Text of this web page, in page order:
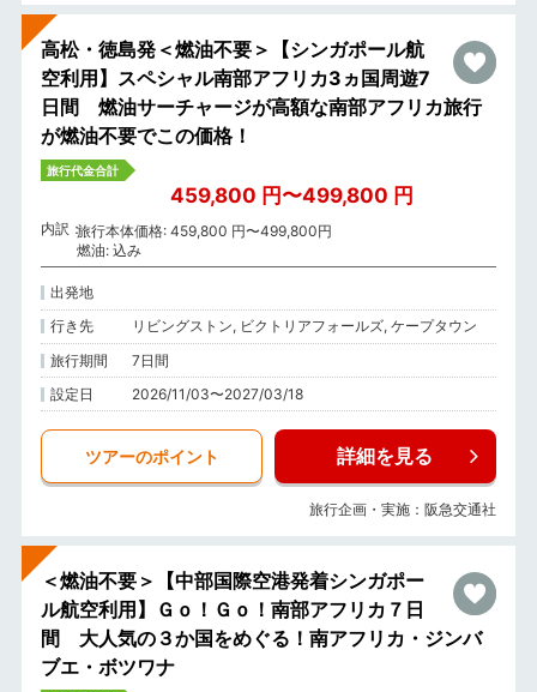
高松・徳島発＜燃油不要＞【シンガポール航
空利用】スペシャル南部アフリカ3ヵ国周遊7
日間 燃油サーチャージが高額な南部アフリカ旅行
が燃油不要でこの価格！
旅行代金合計
459,800 円〜499,800 円
内訳 旅行本体価格: 459,800 円〜499,800円
燃油: 込み
出発地
行き先
リビングストン, ビクトリアフォールズ, ケープタウン
旅行期間
7日間
設定日
2026/11/03〜2027/03/18
ツアーのポイント 詳細を見る
旅行企画・実施：阪急交通社
＜燃油不要＞【中部国際空港発着シンガポー
ル航空利用】Ｇｏ！Ｇｏ！南部アフリカ７日
間 大人気の３か国をめぐる！南アフリカ・ジンバ
ブエ・ボツワナ